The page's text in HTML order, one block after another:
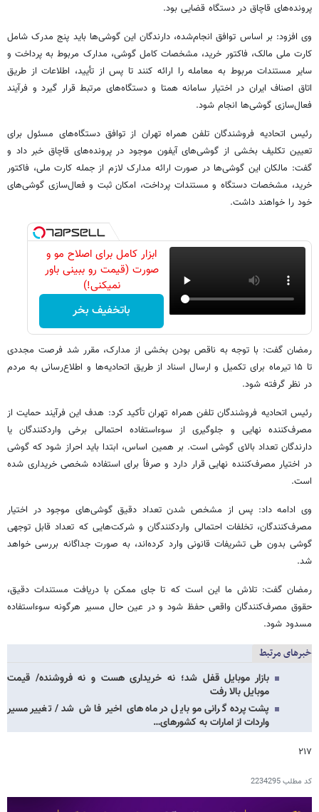
پرونده‌های قاچاق در دستگاه قضایی بود.
وی افزود: بر اساس توافق انجام‌شده، دارندگان این گوشی‌ها باید پنج مدرک شامل
کارت ملی مالک، فاکتور خرید، مشخصات کامل گوشی، مدارک مربوط به پرداخت و
سایر مستندات مربوط به معامله را ارائه کنند تا پس از تأیید، اطلاعات از طریق
اتاق اصناف ایران در اختیار سامانه همتا و دستگاه‌های مرتبط قرار گیرد و فرآیند
فعال‌سازی گوشی‌ها انجام شود.
رئیس اتحادیه فروشندگان تلفن همراه تهران از توافق دستگاه‌های مسئول برای
تعیین تکلیف بخشی از گوشی‌های آیفون موجود در پرونده‌های قاچاق خبر داد و
گفت: مالکان این گوشی‌ها در صورت ارائه مدارک لازم از جمله کارت ملی، فاکتور
خرید، مشخصات دستگاه و مستندات پرداخت، امکان ثبت و فعال‌سازی گوشی‌های
خود را خواهند داشت.
ابزار کامل برای اصلاح مو و
صورت (قیمت رو ببینی باور
نمیکنی!)
باتخفیف بخر
رمضان گفت: با توجه به ناقص بودن بخشی از مدارک، مقرر شد فرصت مجددی
تا ۱۵ تیرماه برای تکمیل و ارسال اسناد از طریق اتحادیه‌ها و اطلاع‌رسانی به مردم
در نظر گرفته شود.
رئیس اتحادیه فروشندگان تلفن همراه تهران تأکید کرد: هدف این فرآیند حمایت از
مصرف‌کننده نهایی و جلوگیری از سوءاستفاده احتمالی برخی واردکنندگان یا
دارندگان تعداد بالای گوشی است. بر همین اساس، ابتدا باید احراز شود که گوشی
در اختیار مصرف‌کننده نهایی قرار دارد و صرفاً برای استفاده شخصی خریداری شده
است.
وی ادامه داد: پس از مشخص شدن تعداد دقیق گوشی‌های موجود در اختیار
مصرف‌کنندگان، تخلفات احتمالی واردکنندگان و شرکت‌هایی که تعداد قابل توجهی
گوشی بدون طی تشریفات قانونی وارد کرده‌اند، به صورت جداگانه بررسی خواهد
شد.
رمضان گفت: تلاش ما این است که تا جای ممکن با دریافت مستندات دقیق،
حقوق مصرف‌کنندگان واقعی حفظ شود و در عین حال مسیر هرگونه سوءاستفاده
مسدود شود.
خبرهای مرتبط
بازار موبایل قفل شد؛ نه خریداری هست و نه فروشنده/ قیمت
موبایل بالا رفت
پشت‌پرده گرانی موبایل در ماه‌های اخیر فاش شد / تغییر مسیر
واردات از امارات به کشورهای…
۲۱۷
کد مطلب2234295